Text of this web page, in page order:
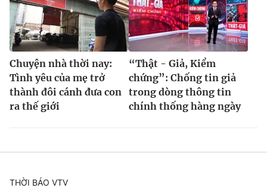
Chuyện nhà thời nay:
Tình yêu của mẹ trở
thành đôi cánh đưa con
ra thế giới
“Thật - Giả, Kiểm
chứng”: Chống tin giả
trong dòng thông tin
chính thống hàng ngày
THỜI BÁO VTV